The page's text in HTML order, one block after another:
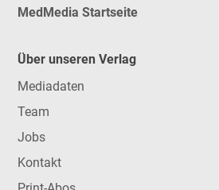
MedMedia Startseite
Über unseren Verlag
Mediadaten
Team
Jobs
Kontakt